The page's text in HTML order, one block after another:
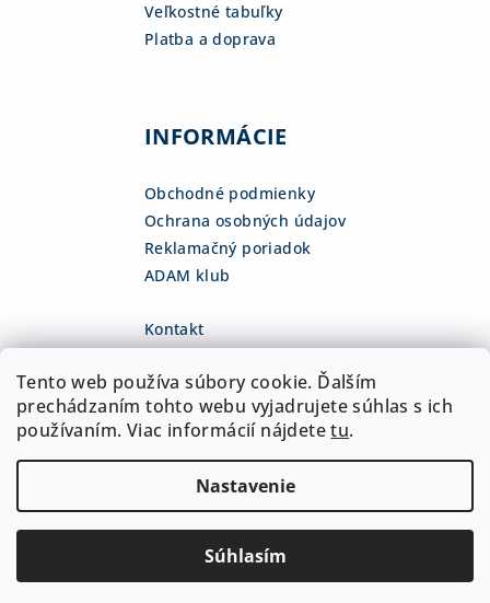
Tento web používa súbory cookie. Ďalším
prechádzaním tohto webu vyjadrujete súhlas s ich
používaním. Viac informácií nájdetetu.
Nastavenie
Súhlasím
Veľkostné tabuľky
Platba a doprava
INFORMÁCIE
Obchodné podmienky
Ochrana osobných údajov
Reklamačný poriadok
ADAM klub
Kontakt
+421 918 468 475
fb.com/adamshop.sk
adamshop.sk
Vytvoril Shoptet